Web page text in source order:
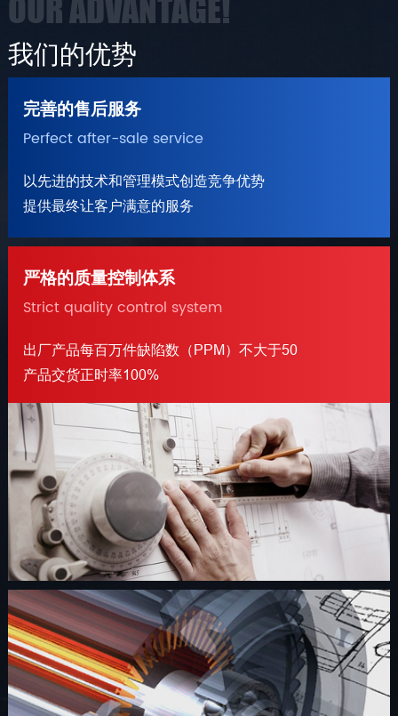
OUR ADVANTAGE!
我们的优势
完善的售后服务
Perfect after-sale service
以先进的技术和管理模式创造竞争优势
提供最终让客户满意的服务
严格的质量控制体系
Strict quality control system
出厂产品每百万件缺陷数（PPM）不大于50
产品交货正时率100%